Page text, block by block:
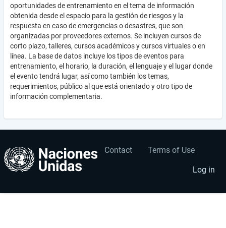
oportunidades de entrenamiento en el tema de información
obtenida desde el espacio para la gestión de riesgos y la
respuesta en caso de emergencias o desastres, que son
organizadas por proveedores externos. Se incluyen cursos de
corto plazo, talleres, cursos académicos y cursos virtuales o en
línea. La base de datos incluye los tipos de eventos para
entrenamiento, el horario, la duración, el lenguaje y el lugar donde
el evento tendrá lugar, así como también los temas,
requerimientos, público al que está orientado y otro tipo de
información complementaria.
Footer
Contact Terms of Use
User
account
menu
Log in